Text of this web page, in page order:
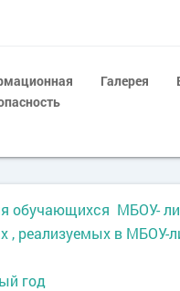
Галерея
обучающихся МБОУ-
в МБОУ-
год